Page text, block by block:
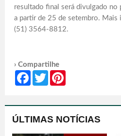
resultado final será divulgado
a partir de 25 de setembro.
(51) 3564-8812.
› Compartilhe
Facebook
Twitter
ÚLTIMAS NOTÍCIAS